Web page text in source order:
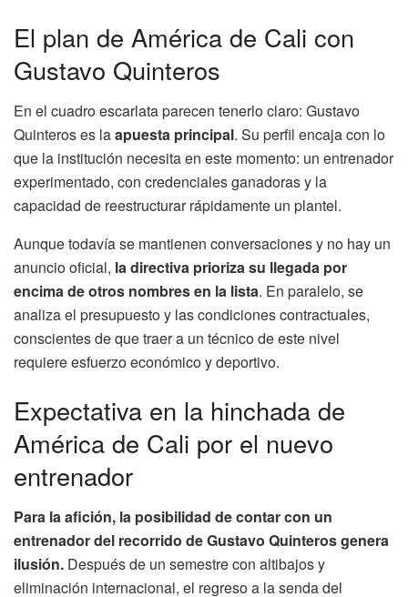
El plan de América de Cali con
Gustavo Quinteros
En el cuadro escarlata parecen tenerlo claro: Gustavo
Quinteros es laapuesta principal. Su perfil encaja con lo
que la institución necesita en este momento: un entrenador
experimentado, con credenciales ganadoras y la
capacidad de reestructurar rápidamente un plantel.
Aunque todavía se mantienen conversaciones y no hay un
anuncio oficial, la directiva prioriza su llegada por
encima de otros nombres en la lista. En paralelo, se
analiza el presupuesto y las condiciones contractuales,
conscientes de que traer a un técnico de este nivel
requiere esfuerzo económico y deportivo.
Expectativa en la hinchada de
América de Cali por el nuevo
entrenador
Para la afición, la posibilidad de contar con un
entrenador del recorrido de Gustavo Quinteros genera
ilusión. Después de un semestre con altibajos y
eliminación internacional, el regreso a la senda del